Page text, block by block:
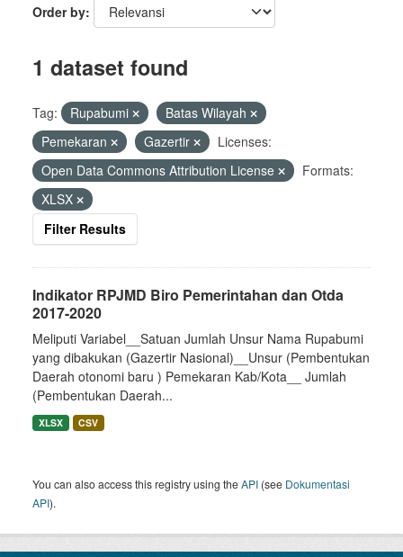
Order by
1 dataset found
Tag: Rupabumi
Batas Wilayah
Pemekaran
Gazertir
Licenses:
Open Data Commons Attribution License
Formats:
XLSX
Filter Results
Indikator RPJMD Biro Pemerintahan dan Otda
2017-2020
Meliputi Variabel__Satuan Jumlah Unsur Nama Rupabumi
yang dibakukan (Gazertir Nasional)__Unsur (Pembentukan
Daerah otonomi baru ) Pemekaran Kab/Kota__ Jumlah
(Pembentukan Daerah...
XLSX CSV
You can also access this registry using theAPI (see Dokumentasi
API).